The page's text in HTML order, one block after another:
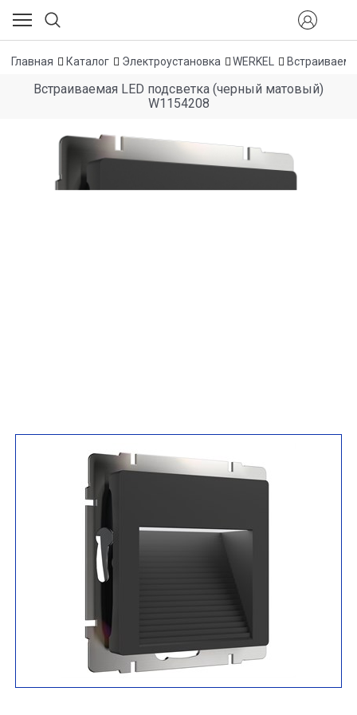
Главная Каталог Электроустановка WERKEL
Встраиваемая LED подсветка (черный матовый)
W1154208